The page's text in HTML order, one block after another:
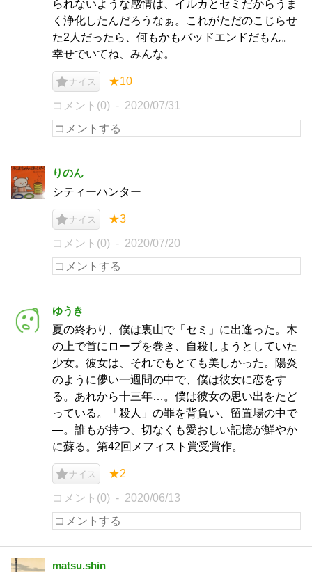
られないような感情は、イルカとセミだからうま
く浄化したんだろうなぁ。これがただのこじらせ
た2人だったら、何もかもバッドエンドだもん。
幸せでいてね、みんな。
ナイス ★10
コメント(0) 2020/07/31
りのん
シティーハンター
ナイス ★3
コメント(0) 2020/07/20
ゆうき
夏の終わり、僕は裏山で「セミ」に出逢った。木
の上で首にロープを巻き、自殺しようとしていた
少女。彼女は、それでもとても美しかった。陽炎
のように儚い一週間の中で、僕は彼女に恋をす
る。あれから十三年…。僕は彼女の思い出をたど
っている。「殺人」の罪を背負い、留置場の中で
―。誰もが持つ、切なくも愛おしい記憶が鮮やか
に蘇る。第42回メフィスト賞受賞作。
ナイス ★2
コメント(0) 2020/06/13
matsu.shin